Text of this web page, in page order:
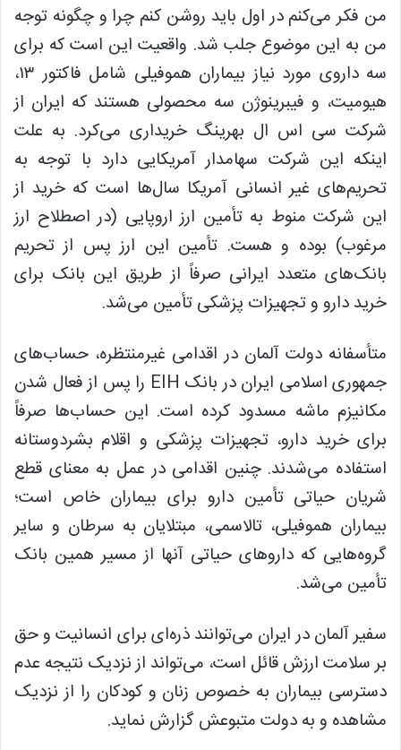
من فکر می‌کنم دراول باید روشن کنم چرا و چگونه توجه
من به این موضوع جلب شد. واقعیت این است که برای
سه داروی مورد نیاز بیماران هموفیلی شامل فاکتور ۱۳،
هیومیت، و فیبرینوژن سه محصولی هستند که ایران از
شرکت سی اس ال بهرینگ خریداری می‌کرد. به علت
اینکه این شرکت سهامدار آمریکایی دارد با توجه به
تحریم‌های غیر انسانی آمریکا سال‌ها است که خرید از
این شرکت منوط به تأمین ارز اروپایی (در اصطلاح ارز
مرغوب) بوده و هست. تأمین این ارز پس از تحریم
بانک‌های متعدد ایرانی صرفاً از طریق این بانک برای
خرید دارو و تجهیزات پزشکی تأمین می‌شد.
متأسفانه دولت آلمان در اقدامی غیرمنتظره، حساب‌های
جمهوری اسلامی ایران در بانک EIH را پس از فعال شدن
مکانیزم ماشه مسدود کرده است. این حساب‌ها صرفاً
برای خرید دارو، تجهیزات پزشکی و اقلام بشردوستانه
استفاده می‌شدند. چنین اقدامی در عمل به معنای قطع
شریان حیاتی تأمین دارو برای بیماران خاص است؛
بیماران هموفیلی، تالاسمی، مبتلایان به سرطان و سایر
گروه‌هایی که داروهای حیاتی آنها از مسیر همین بانک
تأمین می‌شد.
سفیر آلمان در ایران می‌توانند ذره‌ای برای انسانیت و حق
بر سلامت ارزش قائل است، می‌تواند از نزدیک نتیجه عدم
دسترسی بیماران به خصوص زنان و کودکان را از نزدیک
مشاهده و به دولتمتبوعشگزارش نماید.